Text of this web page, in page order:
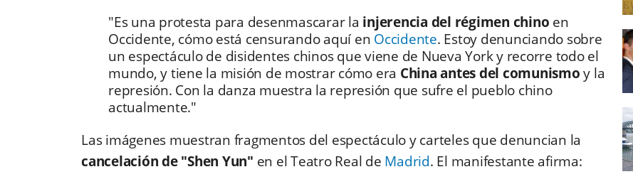
"Es una protesta para desenmascarar la injerencia del régimen chino en
Occidente, cómo está censurando aquí en Occidente. Estoy denunciando sobre
un espectáculo de disidentes chinos que viene de Nueva York y recorre todo el
mundo, y tiene la misión de mostrar cómo era China antes del comunismoy la
represión. Con la danza muestra la represión que sufre el pueblo chino
actualmente."
Las imágenes muestran fragmentos del espectáculo y carteles que denuncian la
cancelación de "Shen Yun" en el Teatro Real de Madrid. El manifestante afirma: